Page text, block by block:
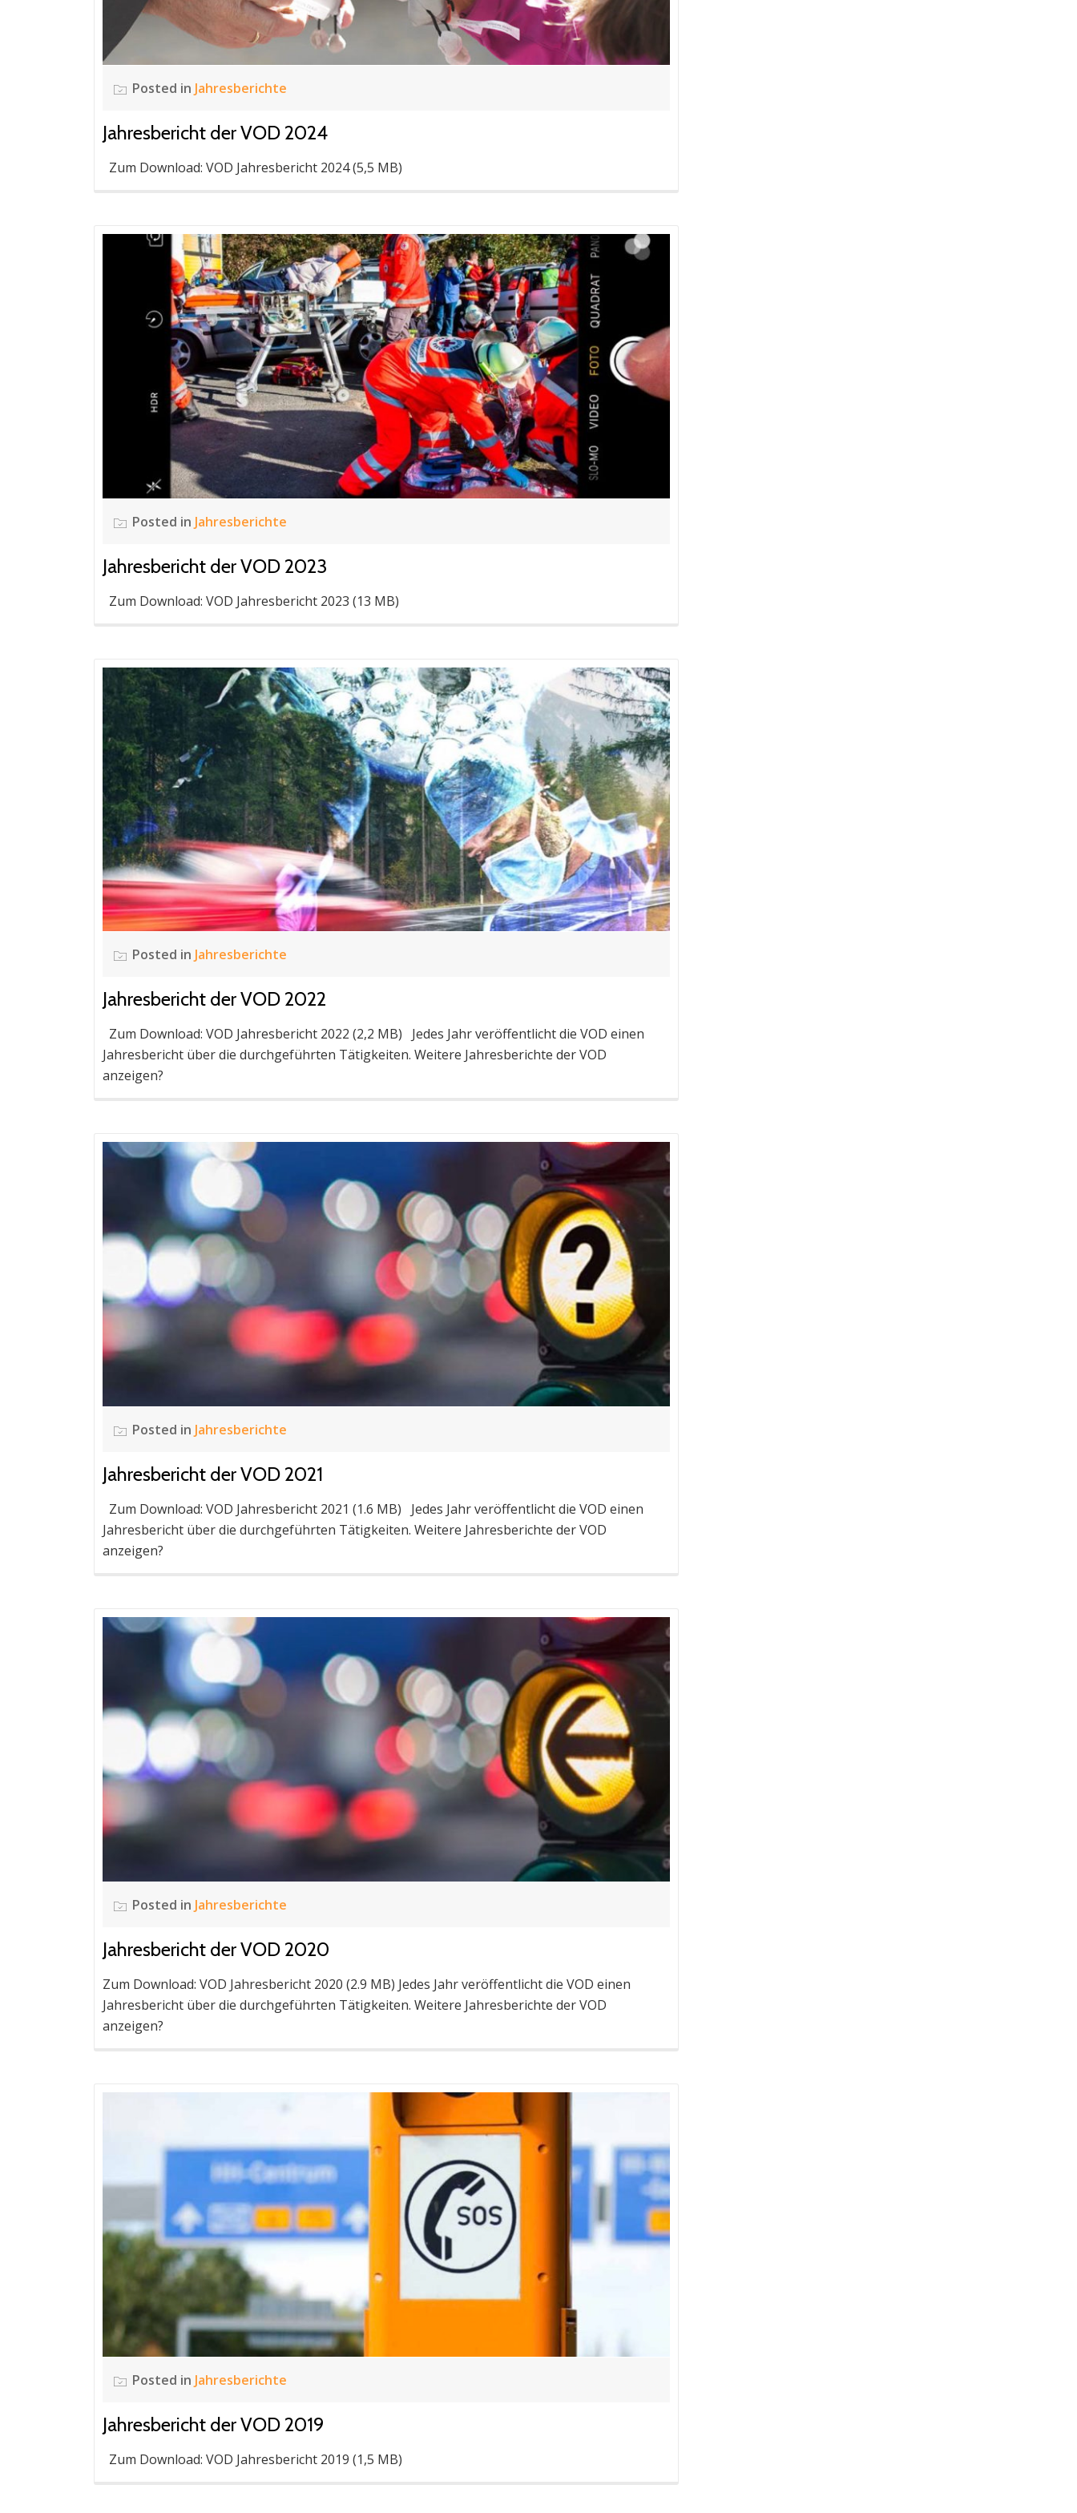
Posted in Jahresberichte
Jahresbericht der VOD 2024
Zum Download: VOD Jahresbericht 2024 (5,5 MB)
Posted in Jahresberichte
Jahresbericht der VOD 2023
Zum Download: VOD Jahresbericht 2023 (13 MB)
Posted in Jahresberichte
Jahresbericht der VOD 2022
Zum Download: VOD Jahresbericht 2022 (2,2 MB) Jedes Jahr veröffentlicht die VOD einen
Jahresbericht über die durchgeführten Tätigkeiten. Weitere Jahresberichte der VOD
anzeigen?
Posted in Jahresberichte
Jahresbericht der VOD 2021
Zum Download: VOD Jahresbericht 2021 (1.6 MB) Jedes Jahr veröffentlicht die VOD einen
Jahresbericht über die durchgeführten Tätigkeiten. Weitere Jahresberichte der VOD
anzeigen?
Posted in Jahresberichte
Jahresbericht der VOD 2020
Zum Download: VOD Jahresbericht 2020 (2.9 MB) Jedes Jahr veröffentlicht die VOD einen
Jahresbericht über die durchgeführten Tätigkeiten. Weitere Jahresberichte der VOD
anzeigen?
Posted in Jahresberichte
Jahresbericht der VOD 2019
Zum Download: VOD Jahresbericht 2019 (1,5 MB)